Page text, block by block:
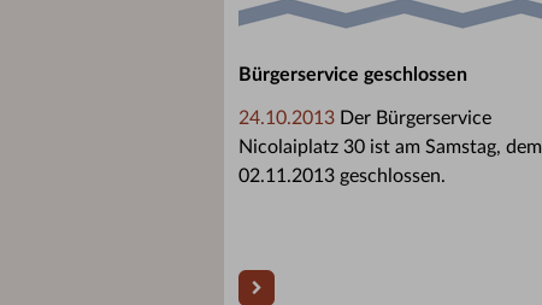
Bürgerservice geschlossen
24.10.2013 Der Bürgerservice
Nicolaiplatz 30 ist am Samstag, dem
02.11.2013 geschlossen.